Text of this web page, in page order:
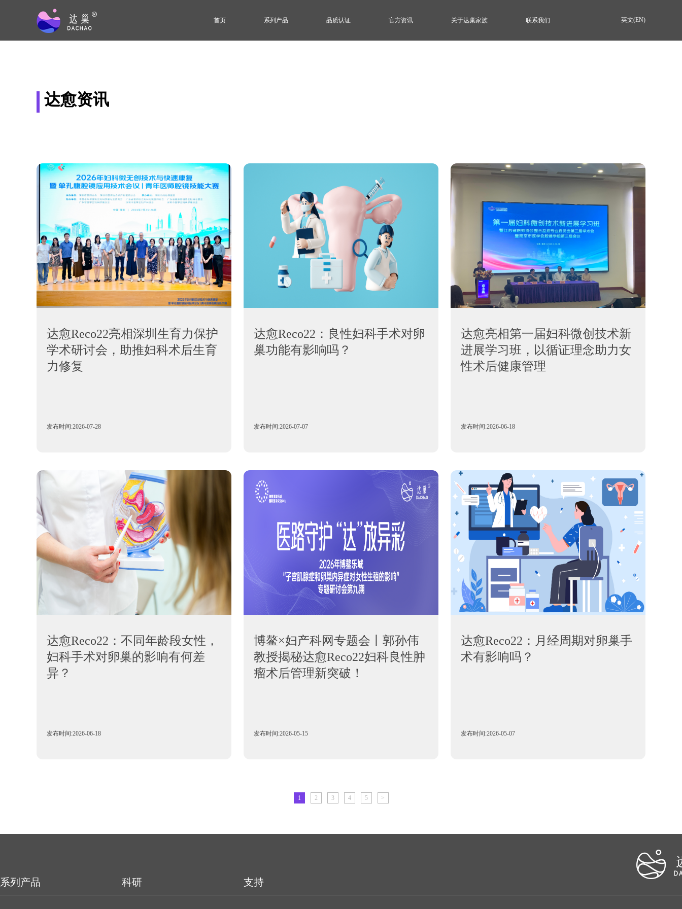
英文(EN)
首页 系列产品 品质认证 官方资讯 关于达巢家族 联系我们
达愈资讯
达愈Reco22亮相深圳生育力保护
学术研讨会，助推妇科术后生育
力修复
发布时间:2026-07-28
达愈Reco22：良性妇科手术对卵
巢功能有影响吗？
发布时间:2026-07-07
达愈亮相第一届妇科微创技术新
进展学习班，以循证理念助力女
性术后健康管理
发布时间:2026-06-18
达愈Reco22：不同年龄段女性，
妇科手术对卵巢的影响有何差
异？
发布时间:2026-06-18
博鳌×妇产科网专题会丨郭孙伟
教授揭秘达愈Reco22妇科良性肿
瘤术后管理新突破！
发布时间:2026-05-15
达愈Reco22：月经周期对卵巢手
术有影响吗？
发布时间:2026-05-07
1 2 3 4 5 >
系列产品 科研 支持